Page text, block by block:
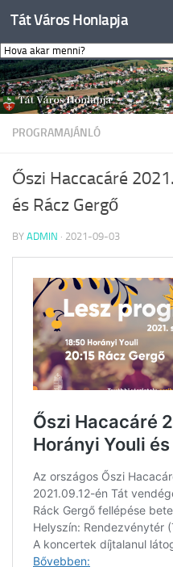
Skip to content
Tát Város Honlapja
PROGRAMAJÁNLÓ
Őszi Haccacáré
és Rácz Gergő
BY ADMIN · 2021-09-03